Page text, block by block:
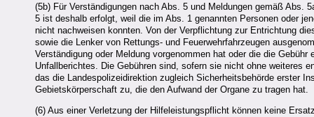
(5b) Für Verständigungen nach Abs. 5 und Meldungen gemäß Abs.
5 ist deshalb erfolgt, weil die im Abs. 1 genannten Personen oder
nicht nachweisen konnten. Von der Verpflichtung zur Entrichtung
sowie die Lenker von Rettungs- und Feuerwehrfahrzeugen
Verständigung oder Meldung vorgenommen hat oder die die
Unfallberichtes. Die Gebühren sind, sofern sie nicht ohne weiteres
das die Landespolizeidirektion zugleich Sicherheitsbehörde erster
Gebietskörperschaft zu, die den Aufwand der Organe zu tragen hat.
(6) Aus einer Verletzung der Hilfeleistungspflicht können keine